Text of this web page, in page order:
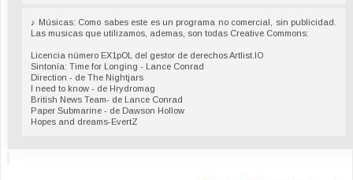
♪ Músicas: Como sabes este es un programa no comercial, sin publicidad.
Las musicas que utilizamos, ademas, son todas Creative Commons:
Licencia número EX1pOL del gestor de derechos Artlist.IO
Sintonía: Time for Longing - Lance Conrad
Direction - de The Nightjars
I need to know - de Hrydromag
British News Team- de Lance Conrad
Paper Submarine - de Dawson Hollow
Hopes and dreams-EvertZ